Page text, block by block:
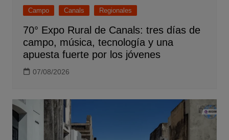
Campo Canals Regionales
70° Expo Rural de Canals: tres días de
campo, música, tecnología y una
apuesta fuerte por los jóvenes
07/08/2026